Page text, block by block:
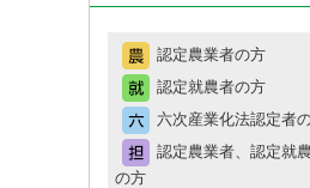
認定農業者の方
認定就農者の方
六次産業化法認定者
認定農業者、認定就
の方